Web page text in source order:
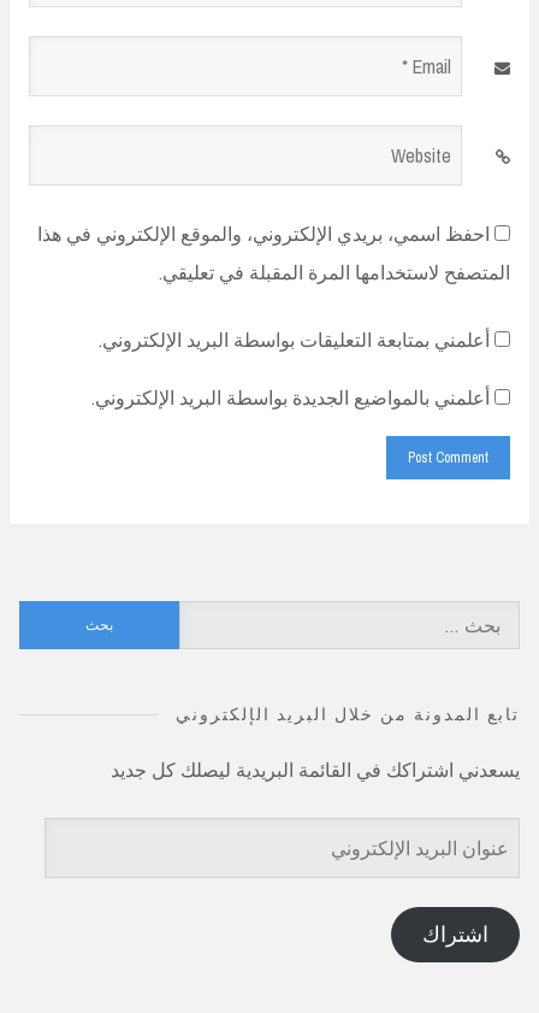
Email
Website
احفظ اسمي، بريدي الإلكتروني، والموقع الإلكتروني في هذا
المتصفح لاستخدامها المرة المقبلة في تعليقي.
أعلمني بمتابعة التعليقات بواسطة البريد الإلكتروني.
أعلمني بالمواضيع الجديدة بواسطة البريد الإلكتروني.
عن:
تابع المدونة من خلال البريد الإلكتروني
يسعدني اشتراكك في القائمة البريدية ليصلك كل جديد
عنوان
البريد
الإلكتروني
اشتراك